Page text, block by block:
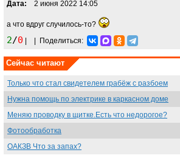
Дата: 2 июня 2022 14:05
а что вдруг случилось-то?
2/0 Поделиться:
Сейчас читают
Только что стал свидетелем грабёж с разбоем
Нужна помощь по электрике в каркасном доме
Меняю проводку в щитке.Есть что недорогое?
Фотообработка
ОАКЗВ Что за запах?